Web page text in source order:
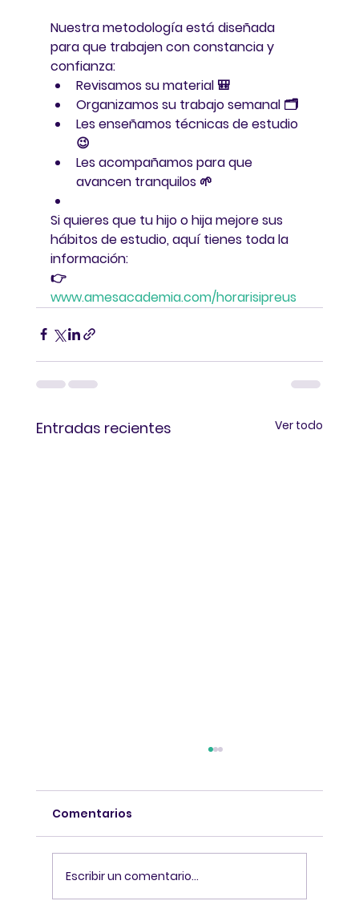
Nuestra metodología está diseñada
para que trabajen con constancia y
confianza:
Revisamos su material 🎒
Organizamos su trabajo semanal 🗂️
Les enseñamos técnicas de estudio
😉
Les acompañamos para que
avancen tranquilos 🌱
Si quieres que tu hijo o hija mejore sus
hábitos de estudio, aquí tienes toda la
información:
👉
www.amesacademia.com/horarisipreus
Entradas recientes Ver todo
Comentarios
Escribir un comentario...